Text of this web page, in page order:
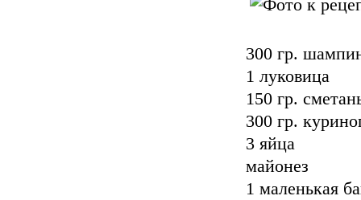
300 гр.
1 луковица
150 гр.
300 гр.
3 яйца
майонез
1 маленькая